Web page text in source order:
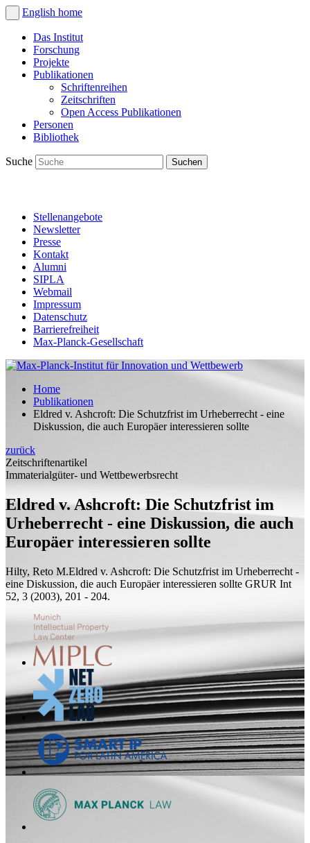
English home
Das Institut
Forschung
Projekte
Publikationen
Schriftenreihen
Zeitschriften
Open Access Publikationen
Personen
Bibliothek
Suche
Stellenangebote
Newsletter
Presse
Kontakt
Alumni
SIPLA
Webmail
Impressum
Datenschutz
Barrierefreiheit
Max-Planck-Gesellschaft
Home
Publikationen
Eldred v. Ashcroft: Die Schutzfrist im Urheberrecht - eine
Diskussion, die auch Europäer interessieren sollte
zurück
Zeitschriftenartikel
Immaterialgüter- und Wettbewerbsrecht
Eldred v. Ashcroft: Die Schutzfrist im
Urheberrecht - eine Diskussion, die auch
Europäer interessieren sollte
Hilty, Reto M.Eldred v. Ashcroft: Die Schutzfrist im Urheberrecht -
eine Diskussion, die auch Europäer interessieren sollte GRUR Int
52, 3 (2003), 201 - 204.